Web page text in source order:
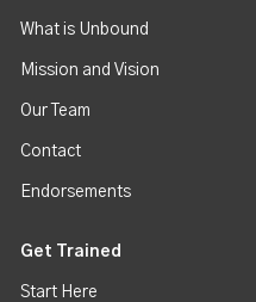
What is Unbound
Mission and Vision
Our Team
Contact
Endorsements
Get Trained
Start Here